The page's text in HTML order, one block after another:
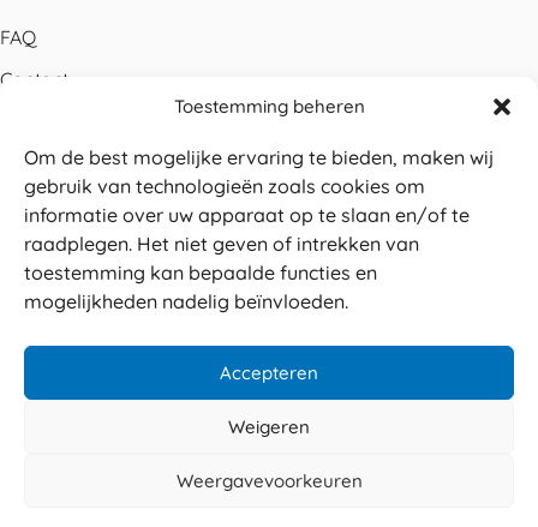
Toestemming beheren
Om de best mogelijke ervaring te bieden, maken wij
gebruik van technologieën zoals cookies om
informatie over uw apparaat op te slaan en/of te
raadplegen. Het niet geven of intrekken van
toestemming kan bepaalde functies en
mogelijkheden nadelig beïnvloeden.
Accepteren
Weigeren
Weergavevoorkeuren
FAQ
Contact
Betalen
Levering
Retouren
Service en garantie
Veilig betalen
© 2026 Sabé Verpakkingen